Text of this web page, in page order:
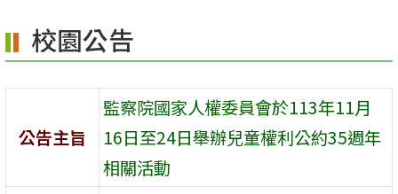
區
校園公告
公告主旨
監察院國家人權委員會於113年11月
16日至24日舉辦兒童權利公約35週年
相關活動